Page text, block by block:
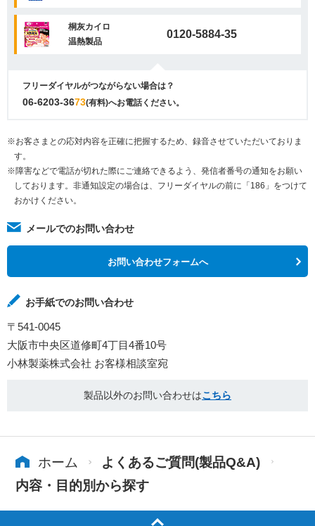
桐灰カイロ
温熱製品
0120-5884-35
フリーダイヤルがつながらない場合は？
06-6203-3673(有料)へお電話ください。
※お客さまとの応対内容を正確に把握するため、録音させていただいておりま
す。
※障害などで電話が切れた際にご連絡できるよう、発信者番号の通知をお願い
しております。非通知設定の場合は、フリーダイヤルの前に「186」をつけて
おかけください。
メールでのお問い合わせ
お問い合わせフォームへ
お手紙でのお問い合わせ
〒541-0045
大阪市中央区道修町4丁目4番10号
小林製薬株式会社 お客様相談室宛
製品以外のお問い合わせはこちら
ホーム
よくあるご質問(製品Q&A)
内容・目的別から探す